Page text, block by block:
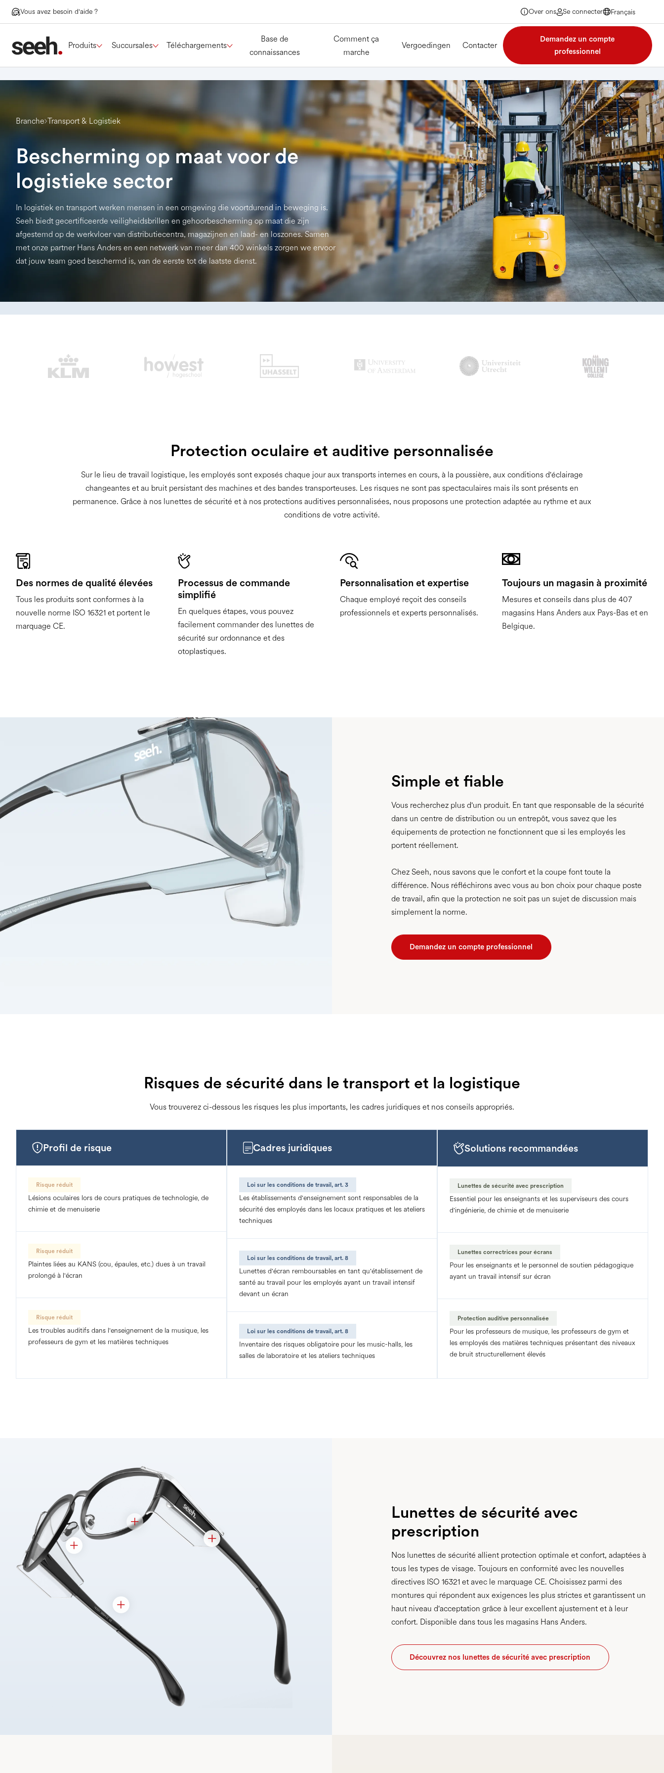
Vous avez besoin d'aide ? Over ons Se connecter
Français
Français
Français
Produits Succursales Téléchargements
Base de
connaissances
Comment ça
marche
Vergoedingen Contacter
Demandez un compte
professionnel
Branche Transport & Logistiek
Bescherming op maat voor de
logistieke sector
In logistiek en transport werken mensen in een omgeving die voortdurend in beweging is.
Seeh biedt gecertificeerde veiligheidsbrillen en gehoorbescherming op maat die zijn
afgestemd op de werkvloer van distributiecentra, magazijnen en laad- en loszones. Samen
met onze partner Hans Anders en een netwerk van meer dan 400 winkels zorgen we ervoor
dat jouw team goed beschermd is, van de eerste tot de laatste dienst.
Protection oculaire et auditive personnalisée
Sur le lieu de travail logistique, les employés sont exposés chaque jour aux transports internes en cours, à la poussière, aux conditions d'éclairage
changeantes et au bruit persistant des machines et des bandes transporteuses. Les risques ne sont pas spectaculaires mais ils sont présents en
permanence. Grâce à nos lunettes de sécurité et à nos protections auditives personnalisées, nous proposons une protection adaptée au rythme et aux
conditions de votre activité.
Des normes de qualité élevées
Tous les produits sont conformes à la
nouvelle norme ISO 16321 et portent le
marquage CE.
Processus de commande
simplifié
En quelques étapes, vous pouvez
facilement commander des lunettes de
sécurité sur ordonnance et des
otoplastiques.
Personnalisation et expertise
Chaque employé reçoit des conseils
professionnels et experts personnalisés.
Toujours un magasin à proximité
Mesures et conseils dans plus de 407
magasins Hans Anders aux Pays-Bas et en
Belgique.
Simple et fiable
Vous recherchez plus d'un produit. En tant que responsable de la sécurité
dans un centre de distribution ou un entrepôt, vous savez que les
équipements de protection ne fonctionnent que si les employés les
portent réellement.
Chez Seeh, nous savons que le confort et la coupe font toute la
différence. Nous réfléchirons avec vous au bon choix pour chaque poste
de travail, afin que la protection ne soit pas un sujet de discussion mais
simplement la norme.
Demandez un compte professionnel
Risques de sécurité dans le transport et la logistique
Vous trouverez ci-dessous les risques les plus importants, les cadres juridiques et nos conseils appropriés.
Profil de risque
Risque réduit
Lésions oculaires lors de cours pratiques de technologie, de
chimie et de menuiserie
Risque réduit
Plaintes liées au KANS (cou, épaules, etc.) dues à un travail
prolongé à l'écran
Risque réduit
Les troubles auditifs dans l'enseignement de la musique, les
professeurs de gym et les matières techniques
Cadres juridiques
Loi sur les conditions de travail, art. 3
Les établissements d'enseignement sont responsables de la
sécurité des employés dans les locaux pratiques et les ateliers
techniques
Loi sur les conditions de travail, art. 8
Lunettes d'écran remboursables en tant qu'établissement de
santé au travail pour les employés ayant un travail intensif
devant un écran
Loi sur les conditions de travail, art. 8
Inventaire des risques obligatoire pour les music-halls, les
salles de laboratoire et les ateliers techniques
Solutions recommandées
Lunettes de sécurité avec prescription
Essentiel pour les enseignants et les superviseurs des cours
d'ingénierie, de chimie et de menuiserie
Lunettes correctrices pour écrans
Pour les enseignants et le personnel de soutien pédagogique
ayant un travail intensif sur écran
Protection auditive personnalisée
Pour les professeurs de musique, les professeurs de gym et
les employés des matières techniques présentant des niveaux
de bruit structurellement élevés
Lunettes de sécurité avec
prescription
Nos lunettes de sécurité allient protection optimale et confort, adaptées à
tous les types de visage. Toujours en conformité avec les nouvelles
directives ISO 16321 et avec le marquage CE. Choisissez parmi des
montures qui répondent aux exigences les plus strictes et garantissent un
haut niveau d'acceptation grâce à leur excellent ajustement et à leur
confort. Disponible dans tous les magasins Hans Anders.
Découvrez nos lunettes de sécurité avec prescription